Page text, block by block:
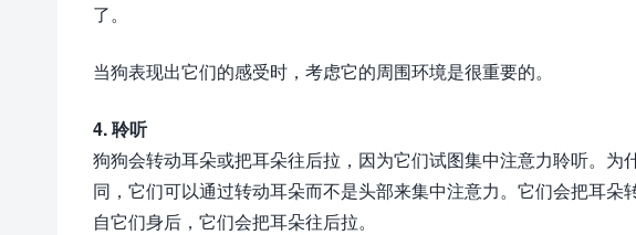
了。
当狗表现出它们的感受时，考虑它的周围环境是很重要的。
4. 聆听
狗狗会转动耳朵或把耳朵往后拉，因为它们试图集中注意力聆听。
同，它们可以通过转动耳朵而不是头部来集中注意力。它们会把耳
自它们身后，它们会把耳朵往后拉。